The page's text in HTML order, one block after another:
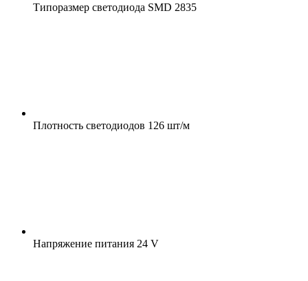
Типоразмер светодиода SMD 2835
Плотность светодиодов 126 шт/м
Напряжение питания 24 V